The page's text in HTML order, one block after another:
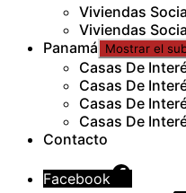
Viviendas
Viviendas
Panamá
Mostrar el
Casas De
Casas De
Casas De
Casas De
Contacto
Facebook